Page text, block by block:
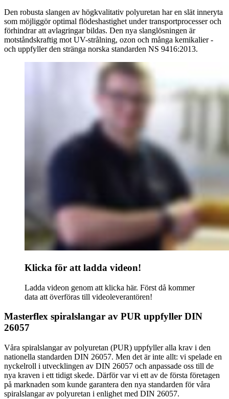
Den robusta slangen av högkvalitativ polyuretan har en slät inneryta
som möjliggör optimal flödeshastighet under transportprocesser och
förhindrar att avlagringar bildas. Den nya slanglösningen är
motståndskraftig mot UV-strålning, ozon och många kemikalier -
och uppfyller den stränga norska standarden NS 9416:2013.
Klicka för att ladda videon!
Ladda videon genom att klicka här. Först då kommer
data att överföras till videoleverantören!
Masterflex spiralslangar av PUR uppfyller DIN
26057
Våra spiralslangar av polyuretan (PUR) uppfyller alla krav i den
nationella standarden DIN 26057. Men det är inte allt: vi spelade en
nyckelroll i utvecklingen av DIN 26057 och anpassade oss till de
nya kraven i ett tidigt skede. Därför var vi ett av de första företagen
på marknaden som kunde garantera den nya standarden för våra
spiralslangar av polyuretan i enlighet med DIN 26057.